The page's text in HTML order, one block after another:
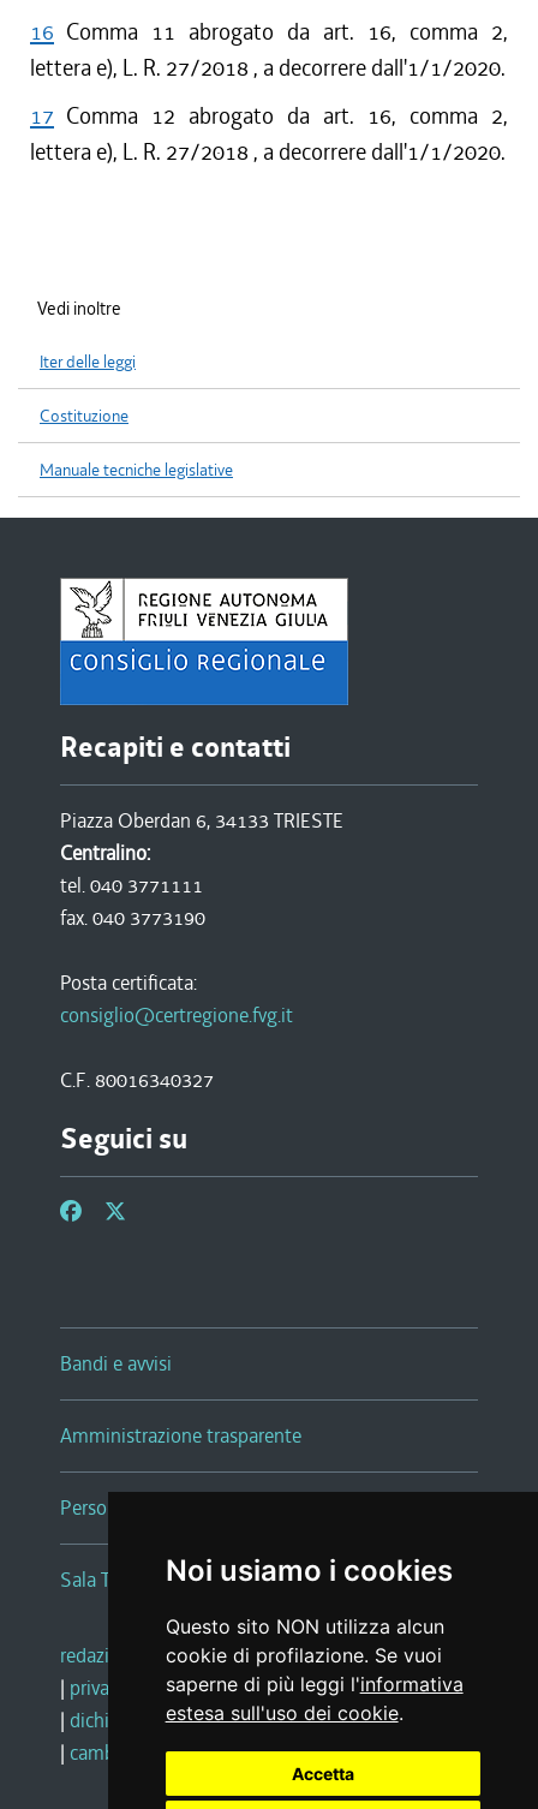
Noi usiamo i cookies
Questo sito NON utilizza alcun
cookie di profilazione. Se vuoi
saperne di più leggi l'informativa
estesa sull'uso dei cookie.
Accetta
16 Comma 11 abrogato da art. 16, comma 2,
lettera e), L. R. 27/2018 , a decorrere dall'1/1/2020.
17 Comma 12 abrogato da art. 16, comma 2,
lettera e), L. R. 27/2018 , a decorrere dall'1/1/2020.
Vedi inoltre
Iter delle leggi
Costituzione
Manuale tecniche legislative
Recapiti e contatti
Piazza Oberdan 6, 34133 TRIESTE
Centralino:
tel. 040 3771111
fax. 040 3773190
Posta certificata:
consiglio@certregione.fvg.it
C.F. 80016340327
Seguici su
Bandi e avvisi
Amministrazione trasparente
Persone e Uffici
Sala Tiziano Tessitori
redazione web |note legali |glossario
| privacy
social media policy
| dichiarazione di accessibilità |feedback
| cambio preferenze cookie